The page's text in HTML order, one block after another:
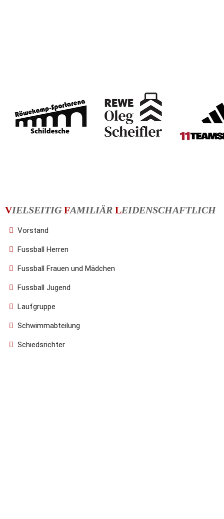
VIELSEITIG FAMILIÄR LEIDENSCHAFTLICH
Vorstand
Fussball Herren
Fussball Frauen und Mädchen
Fussball Jugend
Laufgruppe
Schwimmabteilung
Schiedsrichter